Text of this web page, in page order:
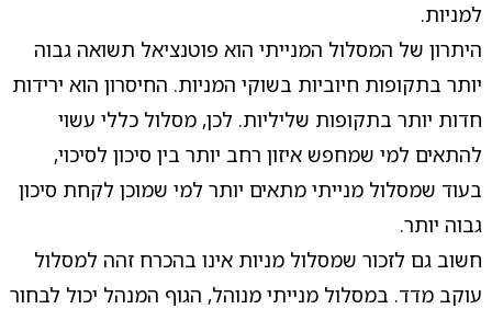
למניות.
היתרון של המסלול המנייתי הוא פוטנציאל תשואה גבוה
יותר בתקופות חיוביות בשוקי המניות. החיסרון הוא ירידות
חדות יותר בתקופות שליליות. לכן, מסלול כללי עשוי
להתאים למי שמחפש איזון רחב יותר בין סיכון לסיכוי,
בעוד שמסלול מנייתי מתאים יותר למי שמוכן לקחת סיכון
גבוה יותר.
חשוב גם לזכור שמסלול מניות אינו בהכרח זהה למסלול
עוקב מדד. במסלול מנייתי מנוהל, הגוף המנהל יכול לבחור